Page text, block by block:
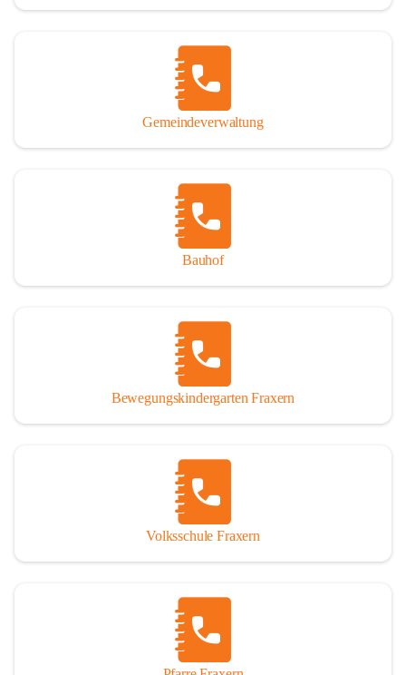
Gemeindeverwaltung
Bauhof
Bewegungskindergarten Fraxern
Volksschule Fraxern